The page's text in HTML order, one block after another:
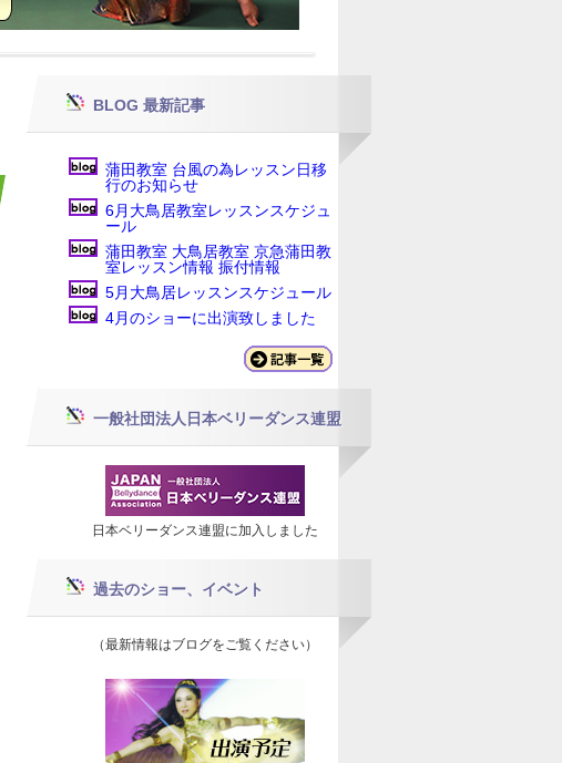
BLOG 最新記事
蒲田教室 台風の為レッスン日移
行のお知らせ
6月大鳥居教室レッスンスケジュ
ール
蒲田教室 大鳥居教室 京急蒲田教
室レッスン情報 振付情報
5月大鳥居レッスンスケジュール
4月のショーに出演致しました
一般社団法人日本ベリーダンス連盟
日本ベリーダンス連盟に加入しました
過去のショー、イベント
（最新情報はブログをご覧ください）